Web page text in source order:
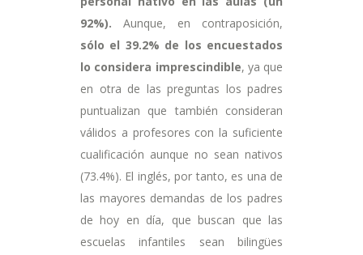
92%). Aunque, en contraposición,
sólo el 39.2% de los encuestados
lo considera imprescindible, ya que
en otra de las preguntas los padres
puntualizan que también consideran
válidos a profesores con la suficiente
cualificación aunque no sean nativos
(73.4%). El inglés, por tanto, es una de
las mayores demandas de los padres
de hoy en día, que buscan que las
escuelas infantiles sean bilingües